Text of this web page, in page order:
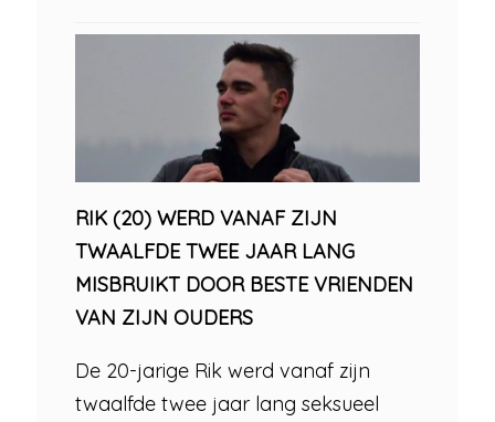
RIK (20) WERD VANAF ZIJN
TWAALFDE TWEE JAAR LANG
MISBRUIKT DOOR BESTE VRIENDEN
VAN ZIJN OUDERS
De 20-jarige Rik werd vanaf zijn
twaalfde twee jaar lang seksueel